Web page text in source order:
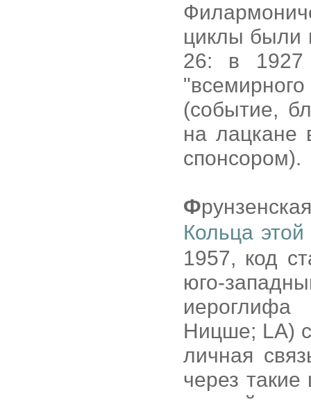
циклы были
26: в 1927
(событие,
на лацкане
спонсором).
Ф
Кольца
1957, код
юго-
Ницше; LA)
личная
через такие